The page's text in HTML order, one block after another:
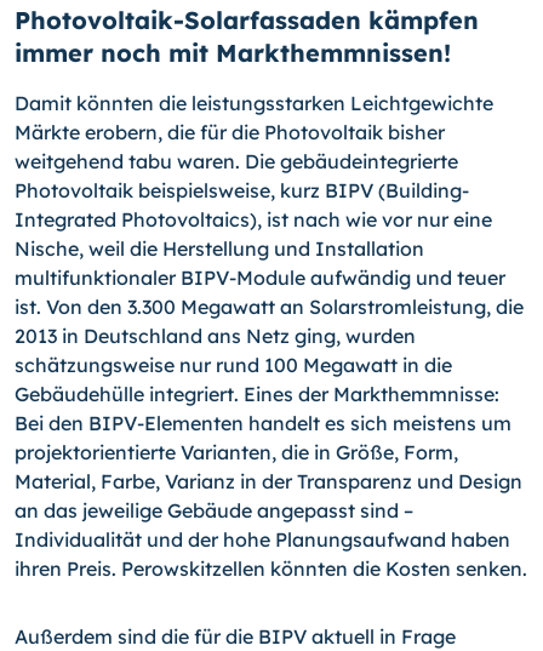
Photovoltaik-Solarfassaden kämpfen
immer noch mit Markthemmnissen!
Damit könnten die leistungsstarken Leichtgewichte
Märkte erobern, die für die Photo­voltaik bisher
weitgehend tabu waren. Die gebäudeintegrierte
Photovoltaik beispiels­weise, kurz BIPV (Building-
Integrated Photovoltaics), ist nach wie vor nur eine
Nische, weil die Herstellung und Installation
multifunktionaler BIPV-Module aufwändig und teu­er
ist. Von den 3.300 Megawatt an Solarstromleistung, die
2013 in Deutschland ans Netz ging, wurden
schätzungsweise nur rund 100 Megawatt in die
Gebäudehülle inte­griert. Eines der Markthemmnisse:
Bei den BIPV-Elementen handelt es sich meistens um
projektorientierte Varianten, die in Größe, Form,
Material, Farbe, Varianz in der Transparenz und Design
an das jeweilige Gebäude angepasst sind –
Individualität und der hohe Planungsaufwand haben
ihren Preis. Perowskitzellen könnten die Kosten sen­ken.
Außerdem sind die für die BIPV aktuell in Frage